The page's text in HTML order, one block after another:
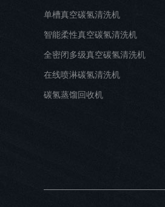
单槽真空碳氢清洗机
智能柔性真空碳氢清洗机
全密闭多级真空碳氢清洗机
在线喷淋碳氢清洗机
碳氢蒸馏回收机